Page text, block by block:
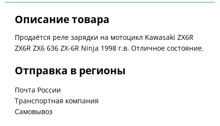
Описание товара
Продаётся реле зарядки на мотоцикл Kawasaki ZX6R
ZX6R ZX6 636 ZX-6R Ninja 1998 г.в. Отличное состояние.
Отправка в регионы
Почта России
Транспортная компания
Самовывоз